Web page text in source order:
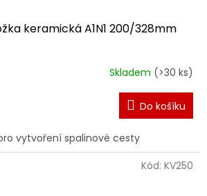
keramická A1N1 200/328mm
Skladem (>30 ks)
Do košíku
vytvoření spalinové cesty
Kód: KV250